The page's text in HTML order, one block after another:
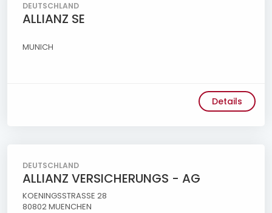
DEUTSCHLAND
ALLIANZ SE
MUNICH
Details
DEUTSCHLAND
ALLIANZ VERSICHERUNGS - AG
KOENINGSSTRASSE 28
80802 MUENCHEN